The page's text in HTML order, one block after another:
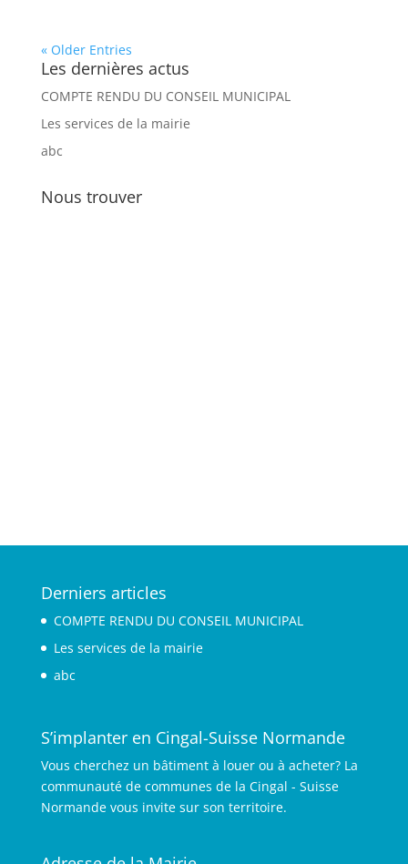
« Older Entries
Les dernières actus
COMPTE RENDU DU CONSEIL MUNICIPAL
Les services de la mairie
abc
Nous trouver
Derniers articles
COMPTE RENDU DU CONSEIL MUNICIPAL
Les services de la mairie
abc
S’implanter en Cingal-Suisse Normande
Vous cherchez un bâtiment à louer ou à acheter? La
communauté de communes de la Cingal - Suisse
Normande vous invite sur son territoire.